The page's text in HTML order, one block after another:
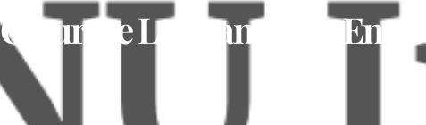
Cœur De La Transition